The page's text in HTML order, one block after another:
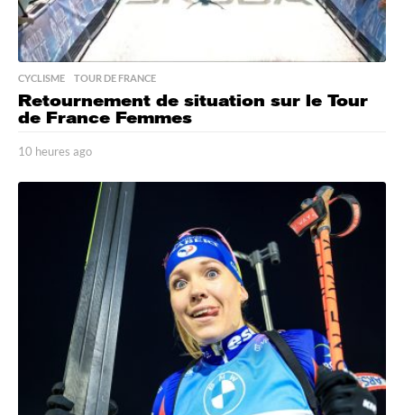
CYCLISME ,TOUR DE FRANCE
Retournement de situation sur le Tour
de France Femmes
10 heures ago
h
e
u
r
e
s
a
g
o